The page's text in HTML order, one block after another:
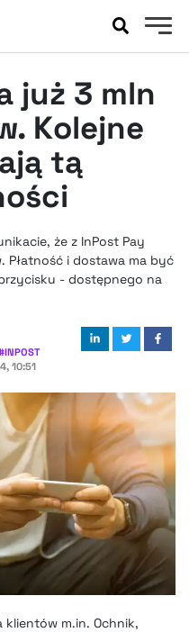
już 3 mln
Kolejne
tą
że z InPost Pay
i dostawa ma być
- dostępnego na
INPOST
10:51
klientów m.in. Ochnik,